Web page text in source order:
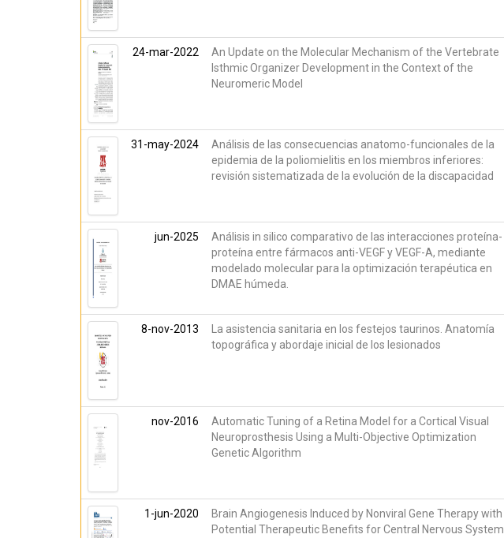
24-mar-2022
An Update on the Molecular Mechanism of the Vertebrate
Isthmic Organizer Development in the Context of the
Neuromeric Model
31-may-2024
Análisis de las consecuencias anatomo-funcionales de la
epidemia de la poliomielitis en los miembros inferiores:
revisión sistematizada de la evolución de la discapacidad
jun-2025
Análisis in silico comparativo de las interacciones proteína-
proteína entre fármacos anti-VEGF y VEGF-A, mediante
modelado molecular para la optimización terapéutica en
DMAE húmeda.
8-nov-2013
La asistencia sanitaria en los festejos taurinos. Anatomía
topográfica y abordaje inicial de los lesionados
nov-2016
Automatic Tuning of a Retina Model for a Cortical Visual
Neuroprosthesis Using a Multi-Objective Optimization
Genetic Algorithm
1-jun-2020
Brain Angiogenesis Induced by Nonviral Gene Therapy with
Potential Therapeutic Benefits for Central Nervous System